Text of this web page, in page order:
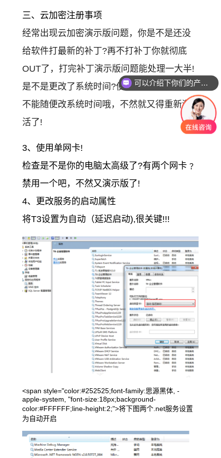
三、云加密注册事项
经常出现云加密演示版问题，你是不是还没
给软件打最新的补丁?再不打补丁你就彻底
OUT了，打完补丁演示版问题能处理一大半!
是不是更改了系统时间?使用云加密的你一定
不能随便改系统时间哦，不然就又得重新激
活了!
3、 使用单网卡!
检查是不是你的电脑太高级了?有两个网卡﹖
禁用一个吧，不然又演示版了!
4、 更改服务的启动属性
将T3设置为自动（延迟启动),很关键!!!
<span style="color:#252525;font-family:思源黑体, -
apple-system, "font-size:18px;background-
color:#FFFFFF;line-height:2;">将下图两个.net服务设置
为自动开启
可以介绍下你们的产品么？